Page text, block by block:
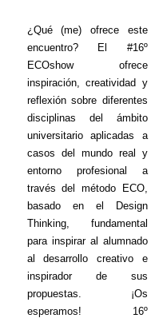
¿Qué (me) ofrece este
encuentro? El #16º
ECOshowofrece
inspiración, creatividad y
reflexión sobre diferentes
disciplinas del ámbito
universitario aplicadas a
casos del mundo real y
entorno profesional a
través del método ECO,
basado en el
Design
Thinking, fundamental
para inspirar al alumnado
al desarrollo creativo e
inspirador de sus
propuestas. ¡Os
esperamos! 16º